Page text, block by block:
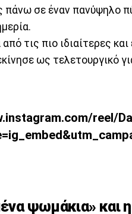
σε έναν πανύψηλο
από τις πιο ιδιαίτερες
ως τελετουργικό
reel/
ψωμάκια» και